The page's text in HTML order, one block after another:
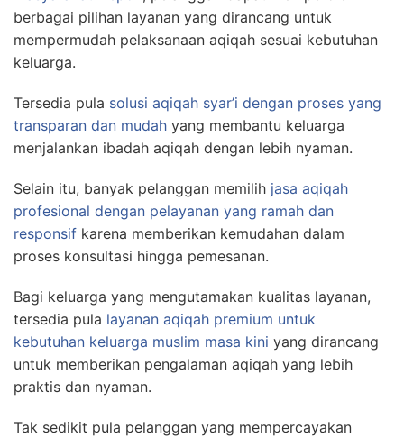
berbagai pilihan layanan yang dirancang untuk
mempermudah pelaksanaan aqiqah sesuai kebutuhan
keluarga.
Tersedia pula solusi aqiqah syar’i dengan proses yang
transparan dan mudah yang membantu keluarga
menjalankan ibadah aqiqah dengan lebih nyaman.
Selain itu, banyak pelanggan memilih jasa aqiqah
profesional dengan pelayanan yang ramah dan
responsif karena memberikan kemudahan dalam
proses konsultasi hingga pemesanan.
Bagi keluarga yang mengutamakan kualitas layanan,
tersedia pula layanan aqiqah premium untuk
kebutuhan keluarga muslim masa kini yang dirancang
untuk memberikan pengalaman aqiqah yang lebih
praktis dan nyaman.
Tak sedikit pula pelanggan yang mempercayakan